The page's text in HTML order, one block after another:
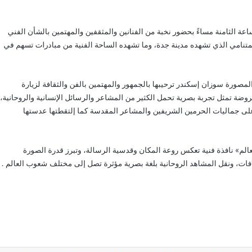
الثامنة مساءً بحضور نخبة من الفنانين والمثقفين والمهتمين بالشأن الفني
الذي تشهده مدينة جدة، وما تشهده الساحة الفنية من مبادرات تسهم في
سوزان إسكندر ترحيبها بالجمهور والمهتمين بالفن والثقافة لزيارة
تمثل تجربة بصرية تحمل الكثير من المشاعر والرسائل الإنسانية والروحانية،
جماليات الحرمين الشريفين والمشاعر المقدسة كما إلتقطتها عدستها
نافذة فنية تعكس روعة المكان وقدسية الرسالة، وتبرز قدرة الصورة
ونقل المشاهد الروحانية بلغة بصرية مؤثرة تصل إلى مختلف شعوب العالم .